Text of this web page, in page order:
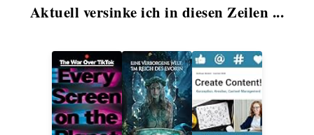
Aktuell versinke ich in diesen Zeilen ...